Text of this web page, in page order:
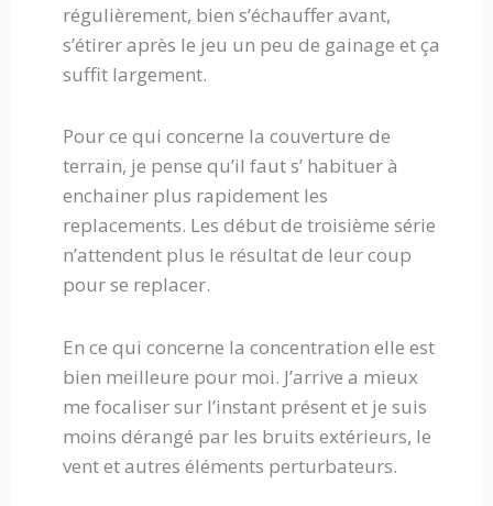
régulièrement, bien s’échauffer avant,
s’étirer après le jeu un peu de gainage et ça
suffit largement.
Pour ce qui concerne la couverture de
terrain, je pense qu’il faut s’ habituer à
enchainer plus rapidement les
replacements. Les début de troisième série
n’attendent plus le résultat de leur coup
pour se replacer.
En ce qui concerne la concentration elle est
bien meilleure pour moi. J’arrive a mieux
me focaliser sur l’instant présent et je suis
moins dérangé par les bruits extérieurs, le
vent et autres éléments perturbateurs.